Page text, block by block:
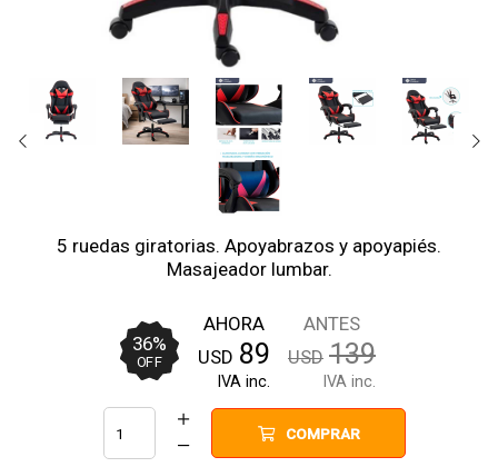
5 ruedas giratorias. Apoyabrazos y apoyapiés.
Masajeador lumbar.
36%
OFF
ANTES
USD 139
IVA inc.
AHORA
USD 89
IVA inc.
COMPRAR